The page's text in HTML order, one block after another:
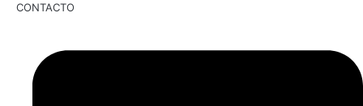
CONTACTO